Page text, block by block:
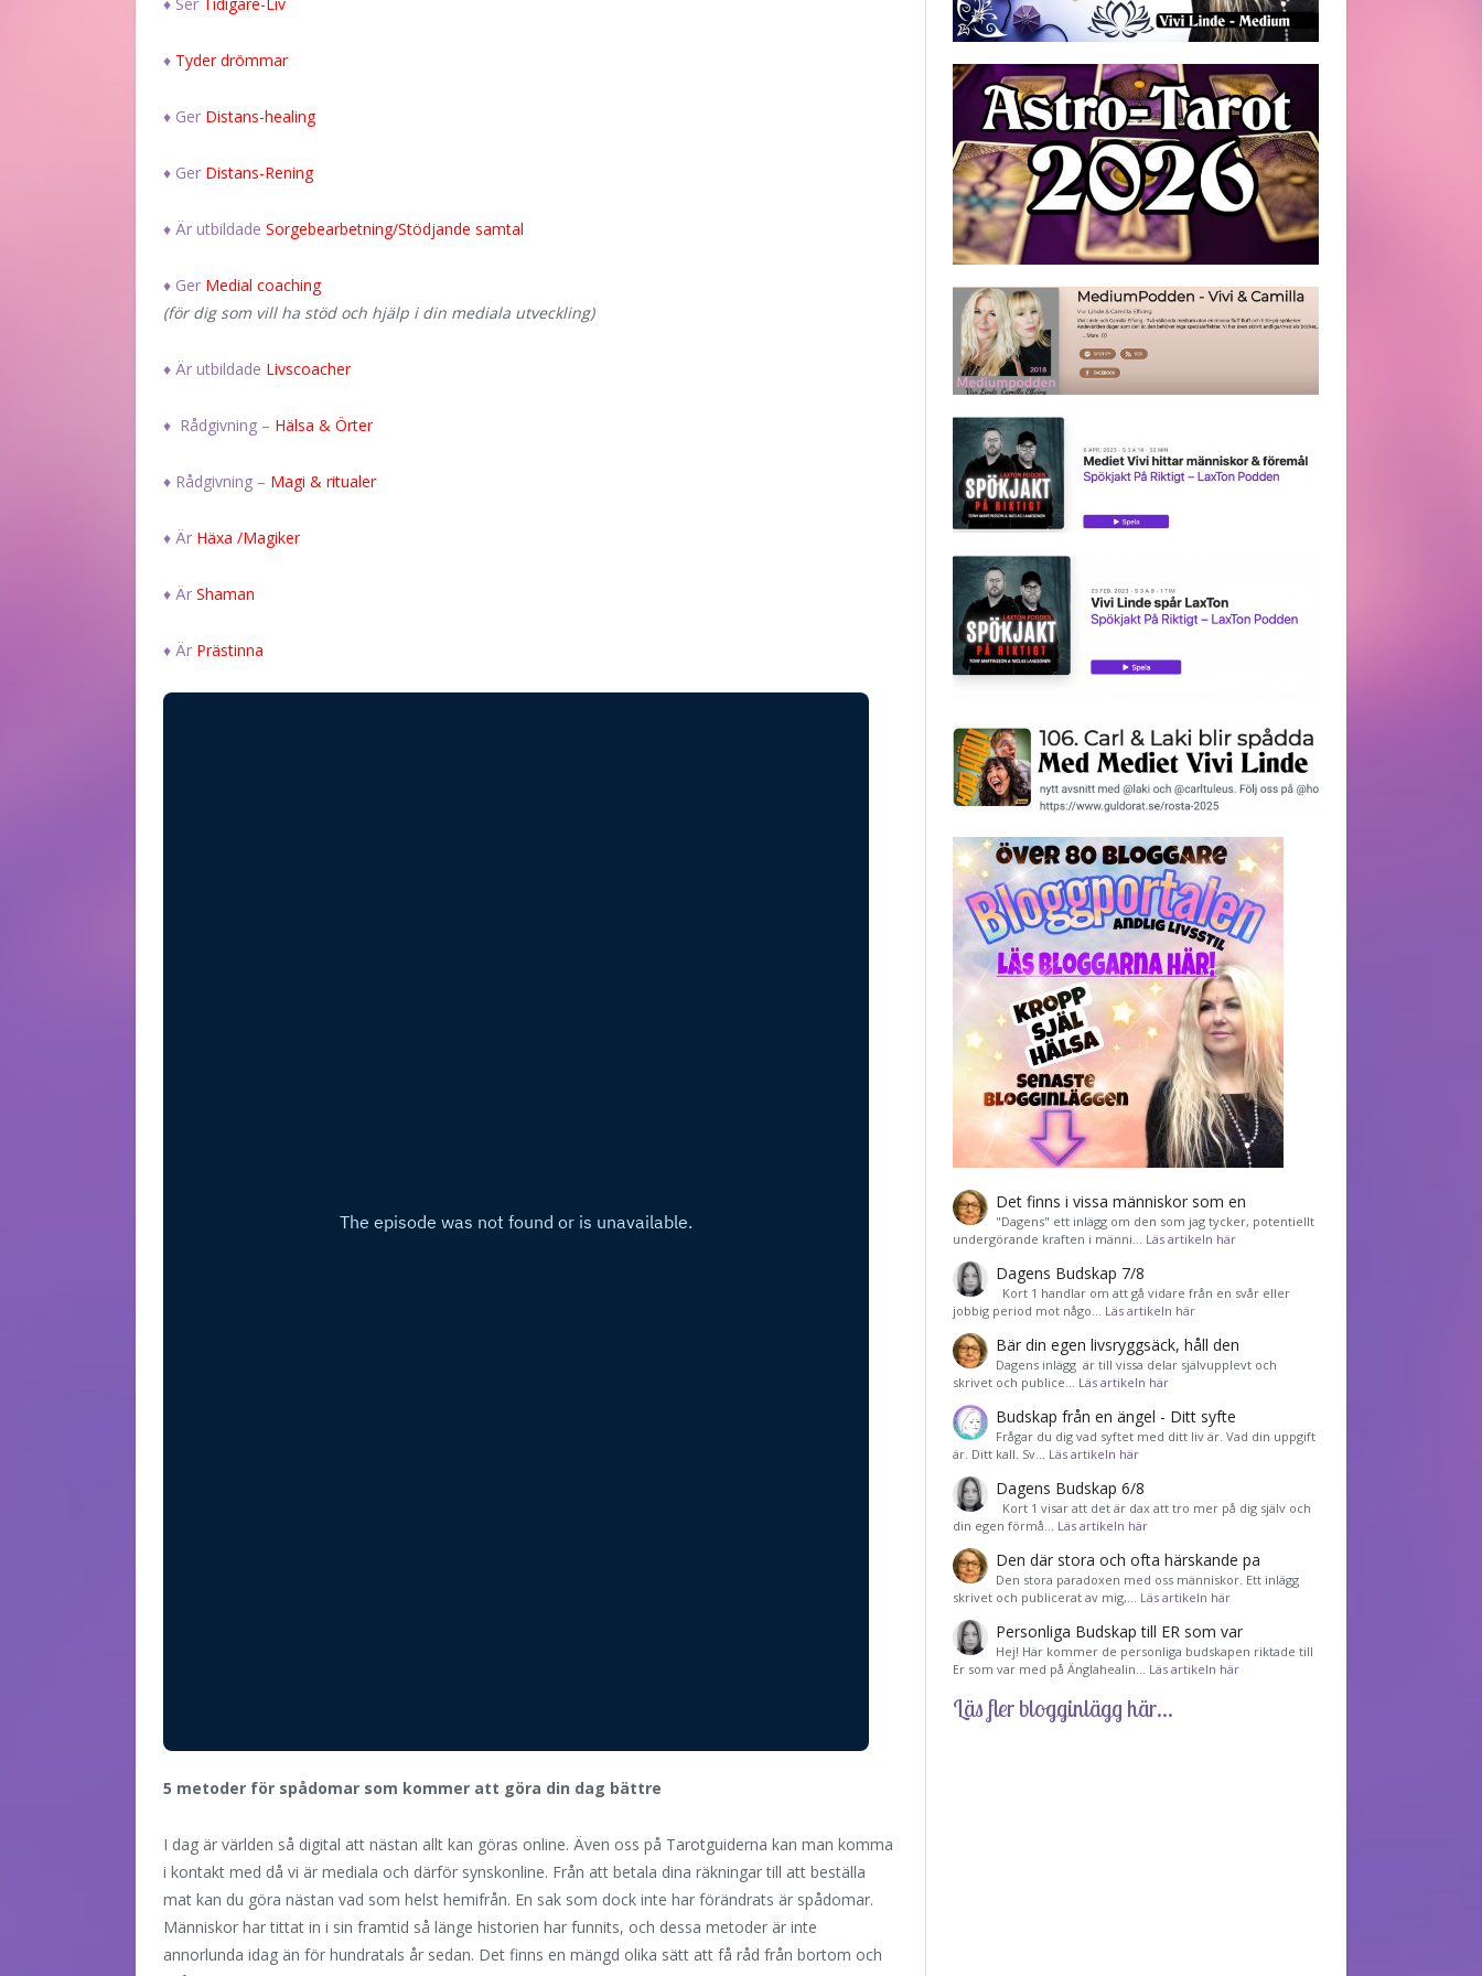
♦ Tyder drömmar
♦ Ger Distans-healing
♦ Ger Distans-Rening
♦ Är utbildade Sorgebearbetning/Stödjande samtal
♦ Ger Medial coaching
(för dig som vill ha stöd och hjälp i din mediala utveckling)
♦ Är utbildade Livscoacher
♦ Rådgivning – Hälsa & Örter
♦ Rådgivning – Magi & ritualer
♦ Är Häxa /Magiker
♦ Är Shaman
♦ Är Prästinna
5 metoder för spådomar som kommer att göra din dag bättre
I dag är världen så digital att nästan allt kan göras online. Även oss på Tarotguiderna kan man komma
i kontakt med då vi är mediala och därför synskonline. Från att betala dina räkningar till att beställa
mat kan du göra nästan vad som helst hemifrån. En sak som dock inte har förändrats är spådomar.
Människor har tittat in i sin framtid så länge historien har funnits, och dessa metoder är inte
annorlunda idag än för hundratals år sedan. Det finns en mängd olika sätt att få råd från bortom och
Det finns i vissa människor som en
"Dagens" ett inlägg om den som jag tycker, potentiellt
undergörande kraften i männi… Läs artikeln här
Dagens Budskap 7/8
Kort 1 handlar om att gå vidare från en svår eller
jobbig period mot någo… Läs artikeln här
Bär din egen livsryggsäck, håll den
Dagens inlägg är till vissa delar självupplevt och
skrivet och publice… Läs artikeln här
Budskap från en ängel - Ditt syfte
Frågar du dig vad syftet med ditt liv är. Vad din uppgift
är. Ditt kall. Sv… Läs artikeln här
Dagens Budskap 6/8
Kort 1 visar att det är dax att tro mer på dig själv och
din egen förmå… Läs artikeln här
Den där stora och ofta härskande pa
Den stora paradoxen med oss människor. Ett inlägg
skrivet och publicerat av mig,… Läs artikeln här
Personliga Budskap till ER som var
Hej! Här kommer de personliga budskapen riktade till
Er som var med på Änglahealin… Läs artikeln här
Läs fler blogginlägg här...